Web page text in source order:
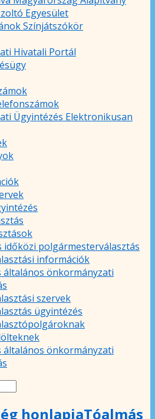
Egyesület
Színjátszókör
Hivatali Portál
Ügyintézés Elektronikusan
időközi polgármesterválasztás
információk
általános önkormányzati
szervek
ügyintézés
általános önkormányzati
Tóalmás